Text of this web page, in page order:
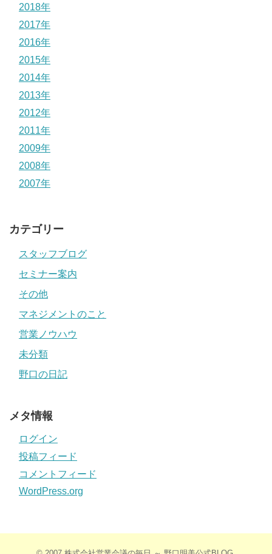
2018年
2017年
2016年
2015年
2014年
2013年
2012年
2011年
2009年
2008年
2007年
カテゴリー
スタッフブログ
セミナー案内
その他
マネジメントのこと
営業ノウハウ
未分類
野口の日記
メタ情報
ログイン
投稿フィード
コメントフィード
WordPress.org